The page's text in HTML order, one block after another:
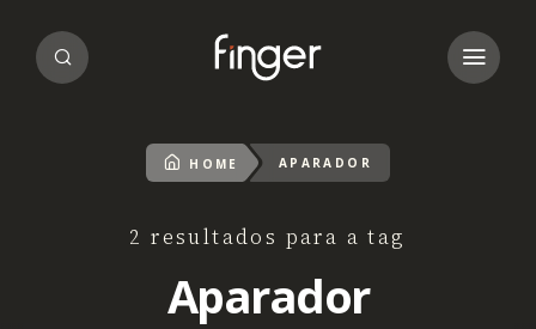
HOME APARADOR
2 resultados para a tag
Aparador